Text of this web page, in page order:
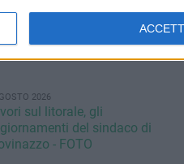
2026
sul litorale, gli
del sindaco di
- FOTO